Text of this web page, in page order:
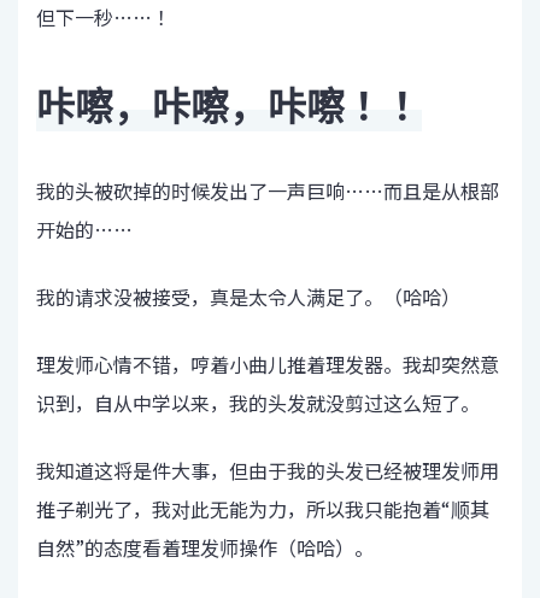
但下一秒……！
咔嚓，咔嚓，咔嚓！！
我的头被砍掉的时候发出了一声巨响……而且是从根部
开始的……
我的请求没被接受，真是太令人满足了。（哈哈）
理发师心情不错，哼着小曲儿推着理发器。我却突然意
识到，自从中学以来，我的头发就没剪过这么短了。
我知道这将是件大事，但由于我的头发已经被理发师用
推子剃光了，我对此无能为力，所以我只能抱着“顺其
自然”的态度看着理发师操作（哈哈）。